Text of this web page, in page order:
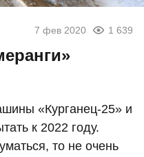
7 фев 2020 1 639
«Курганец-25» и
к 2022 году.
то не очень